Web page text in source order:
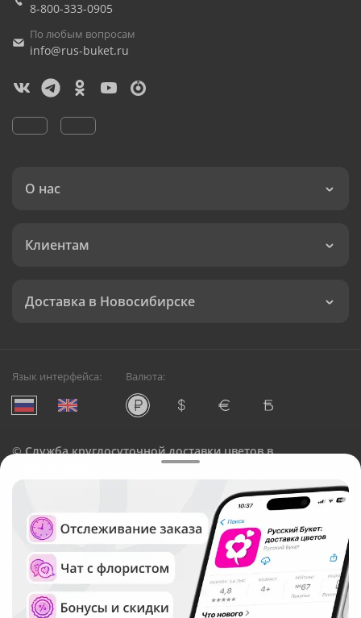
8-800-333-0905
По любым вопросам
info@rus-buket.ru
О нас
Клиентам
Доставка в Новосибирске
Язык интерфейса: Валюта:
©Служба круглосуточной доставки цветов в
Русский Букет, 2026
Общество с ограниченной ответственностью «Технология»
ОГРН: 1195476081745, ИНН: 5410081997
Юридический адрес: г. Новосибирск, ул. Ипподромская,
д.42, оф. 3
Рейтинг Русского букета в г. Новосибирск